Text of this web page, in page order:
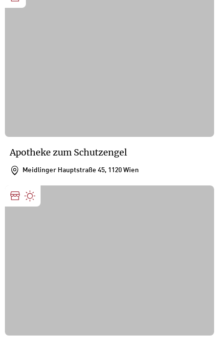
Apotheke zum Schutzengel
Meidlinger Hauptstraße 45, 1120 Wien